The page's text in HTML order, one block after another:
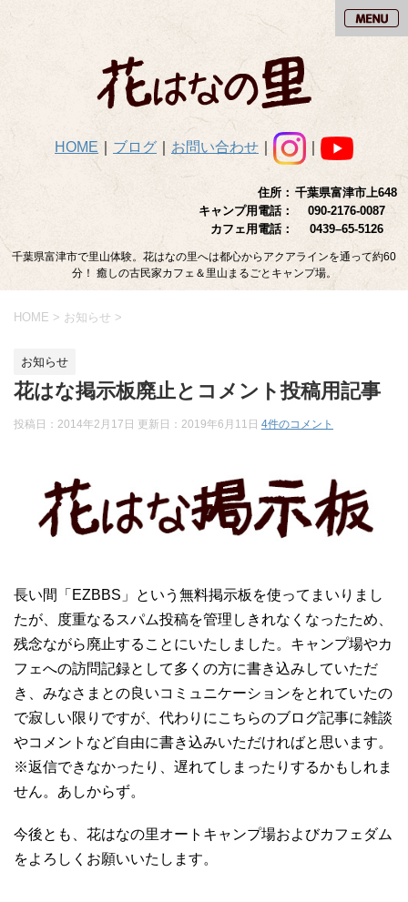
HOME ブログ お問い合わせ
住所： 千葉県富津市上648
キャンプ用電話：
090-2176-0087
カフェ用電話：
0439–65-5126
千葉県富津市で里山体験。花はなの里へは都心からアクアラインを通って約60
分！ 癒しの古民家カフェ＆里山まるごとキャンプ場。
HOME > お知らせ >
お知らせ
花はな掲示板廃止とコメント投稿用記事
投稿日：2014年2月17日 更新日： 2019年6月11日 4件のコメント
長い間「EZBBS」という無料掲示板を使ってまいりまし
たが、度重なるスパム投稿を管理しきれなくなったため、
残念ながら廃止することにいたしました。キャンプ場やカ
フェへの訪問記録として多くの方に書き込みしていただ
き、みなさまとの良いコミュニケーションをとれていたの
で寂しい限りですが、代わりにこちらのブログ記事に雑談
やコメントなど自由に書き込みいただければと思います。
※返信できなかったり、遅れてしまったりするかもしれま
せん。あしからず。
今後とも、花はなの里オートキャンプ場およびカフェダム
をよろしくお願いいたします。